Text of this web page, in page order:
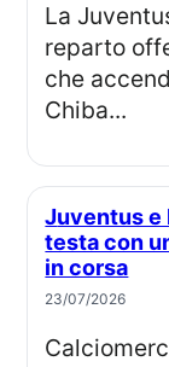
La Juventus Women amplia il proprio
reparto
che
Chiba...
Juventus e Pellegrino, possibile testa a
testa con
in corsa
23/07/2026
Calciomercato: Roma e Juventus